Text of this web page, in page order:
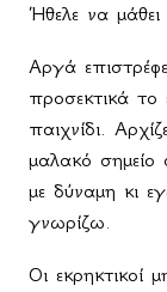
Ήθελε να
Αργά
προσεκτικά
παιχνίδι.
μαλακό
με δύναμη κι
γνωρίζω.
Οι εκρηκτικοί